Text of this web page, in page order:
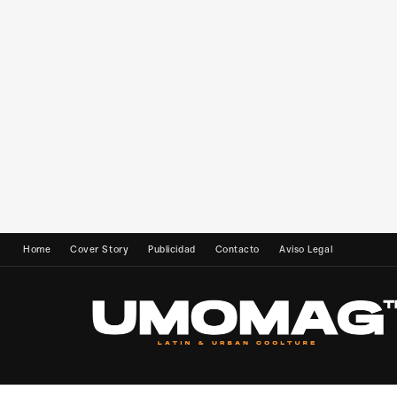
Home Cover Story Publicidad Contacto Aviso Legal